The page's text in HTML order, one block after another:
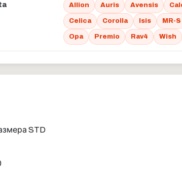
Allion Auris Avensis
Celica Corolla Isis MR-S
Opa Premio Rav4 Wish
STD